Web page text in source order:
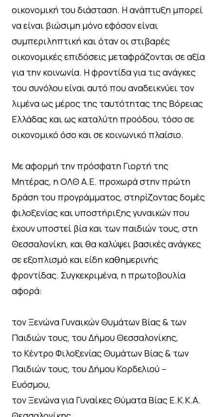
οικονομική του διάσταση. Η ανάπτυξη μπορεί
να είναι βιώσιμη μόνο εφόσον είναι
συμπεριληπτική και όταν οι στιβαρές
οικονομικές επιδόσεις μεταφράζονται σε αξία
για την κοινωνία. Η φροντίδα για τις ανάγκες
του συνόλου είναι αυτό που αναδεικνύει τον
λιμένα ως μέρος της ταυτότητας της Βόρειας
Ελλάδας και ως καταλύτη προόδου, τόσο σε
οικονομικό όσο και σε κοινωνικό πλαίσιο.
Με αφορμή την πρόσφατη Γιορτή της
Μητέρας, η ΟΛΘ Α.Ε. προχωρά στην πρώτη
δράση του προγράμματος, στηρίζοντας δομές
φιλοξενίας και υποστήριξης γυναικών που
έχουν υποστεί βία και των παιδιών τους, στη
Θεσσαλονίκη, και θα καλύψει βασικές ανάγκες
σε εξοπλισμό και είδη καθημερινής
φροντίδας. Συγκεκριμένα, η πρωτοβουλία
αφορά:
τον Ξενώνα Γυναικών Θυμάτων Βίας & των
Παιδιών τους, του Δήμου Θεσσαλονίκης,
το Κέντρο Φιλοξενίας Θυμάτων Βίας & των
Παιδιών τους, του Δήμου Κορδελιού –
Ευόσμου,
τον Ξενώνα για Γυναίκες Θύματα Βίας Ε.Κ.Κ.Α.